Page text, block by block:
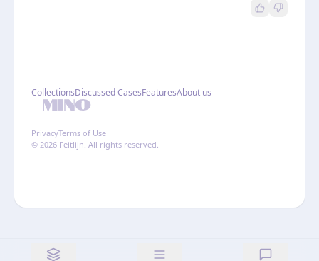
CollectionsDiscussed CasesFeaturesAbout us
PrivacyTerms of Use
© 2026 Feitlijn. All rights reserved.